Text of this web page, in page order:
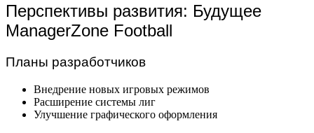
Перспективы развития: Будущее
ManagerZone Football
Планы разработчиков
Внедрение новых игровых режимов
Расширение системы лиг
Улучшение графического оформления